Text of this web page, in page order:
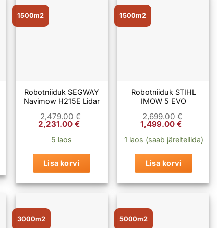
1500m2
Robotniiduk SEGWAY
Navimow H215E Lidar
2,479.00€
Algne
hind
2,231.00€
5 laos
Lisa korvi
1500m2
Robotniiduk STIHL
IMOW 5 EVO
2,699.00€
Algne
hind
oli:
2,699.00 €.
1,499.00 €
on:
1 laos (saab järeltellida)
Lisa korvi
3000m2 5000m2